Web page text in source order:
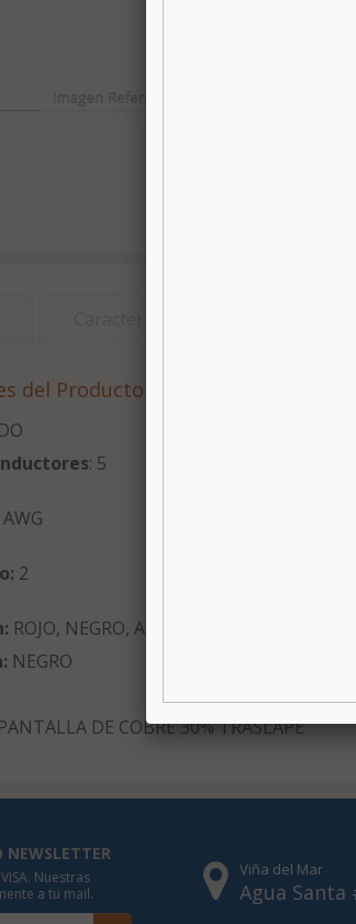
del Producto
: 5
2
ROJO, NEGRO, AZUL, BLANCO Y VERDE
NEGRO
PANTALLA DE COBRE 30% TRASLAPE
NEWSLETTER
Nuestras
a tu mail.
Viña del Mar
Agua Santa